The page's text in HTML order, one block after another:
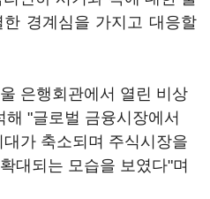
경계심을 가지고 대응할
은행회관에서 열린 비상
"글로벌 금융시장에서
가 축소되며 주식시장을
대되는 모습을 보였다"며